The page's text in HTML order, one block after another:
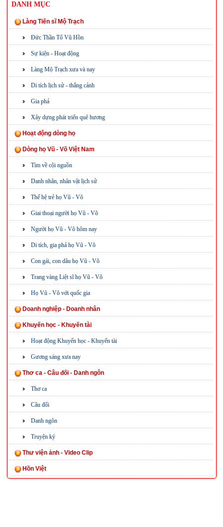
DANH MỤC
Làng Tiến sĩ Mộ Trạch
Đức Thần Tổ Vũ Hồn
Sự kiện - Hoạt động
Làng Mộ Trạch xưa và nay
Di tích lịch sử - thắng cảnh
Gia phả
Xây dựng phát triển quê hương
Hoạt động dòng họ
Dòng họ Vũ - Võ Việt Nam
Tìm về cội nguồn
Danh nhân, nhân vật lịch sử
Thế hệ trẻ họ Vũ - Võ
Giai thoại người họ Vũ - Võ
Người họ Vũ - Võ hôm nay
Di tích, gia phả họ Vũ - Võ
Con gái, con dâu họ Vũ - Võ
Trang vàng Liệt sĩ họ Vũ - Võ
Họ Vũ - Võ với quốc gia
Doanh nghiệp - Doanh nhân
Khuyến học - Khuyến tài
Hoạt động Khuyến học - Khuyến tài
Gương sáng xưa nay
Thơ ca - Câu đối - Danh ngôn
Thơ ca
Câu đối
Danh ngôn
Truyện ký
Thư viện ảnh - Video Clip
Hồn Việt